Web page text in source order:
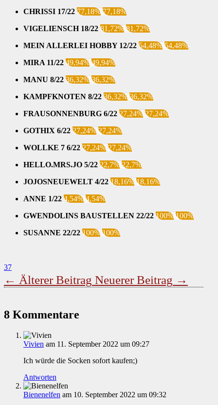
CHRISSI 17/22 77,18% 77,18%
VIGELIENSCH 18/22 81,72% 81,72%
MEIN ALLERLEI HOBBY 12/22 54,48% 54,48%
MIRA 11/22 49,94% 49,94%
MANU 8/22 36,32% 36,32%
KAMPFKNOTEN 8/22 36,32% 36,32%
FRAUSONNENBURG 6/22 27,24% 27,24%
GOTHIX 6/22 27,24% 27,24%
WOLLKE 7 6/22 27,24% 27,24%
HELLO.MRS.JO 5/22 22,7% 22,7%
JOJOSNEUEWELT 4/22 18,16% 18,16%
ANNE 1/22 4,54% 4,54%
GWENDOLINS BAUSTELLEN 22/22 100% 100%
SUSANNE 22/22 100% 100%
37
← Älterer Beitrag Neuerer Beitrag →
8 Kommentare
Vivien am 11. September 2022 um 09:27
Ich würde die Socken sofort kaufen;)
Antworten
Bienenelfen am 10. September 2022 um 09:32